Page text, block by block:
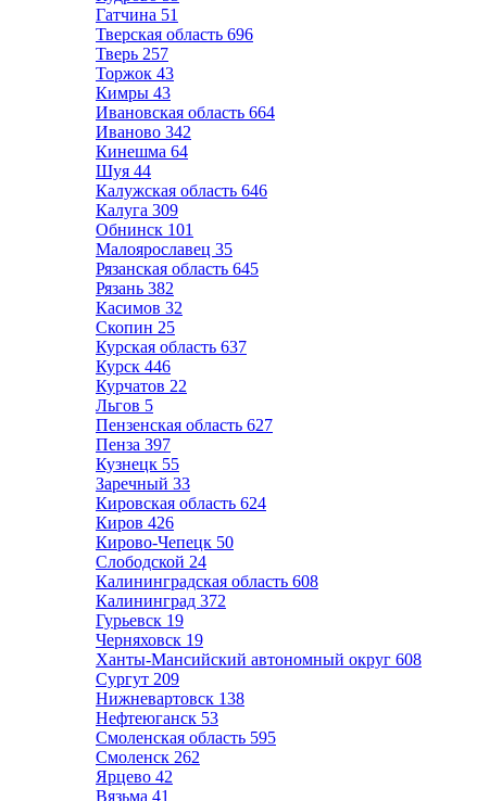
Гатчина 51
Тверская область 696
Тверь 257
Торжок 43
Кимры 43
Ивановская область 664
Иваново 342
Кинешма 64
Шуя 44
Калужская область 646
Калуга 309
Обнинск 101
Малоярославец 35
Рязанская область 645
Рязань 382
Касимов 32
Скопин 25
Курская область 637
Курск 446
Курчатов 22
Льгов 5
Пензенская область 627
Пенза 397
Кузнецк 55
Заречный 33
Кировская область 624
Киров 426
Кирово-Чепецк 50
Слободской 24
Калининградская область 608
Калининград 372
Гурьевск 19
Черняховск 19
Ханты-Мансийский автономный округ 608
Сургут 209
Нижневартовск 138
Нефтеюганск 53
Смоленская область 595
Смоленск 262
Ярцево 42
Вязьма 41